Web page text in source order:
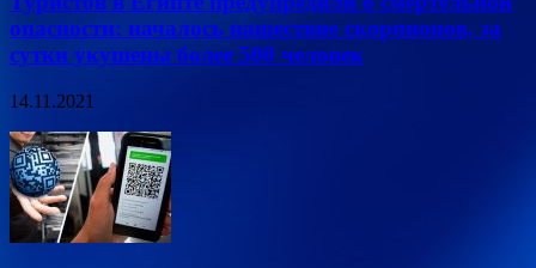
опасности: началось нашествие скорпионов, за
сутки укушены более 500 человек
14.11.2021